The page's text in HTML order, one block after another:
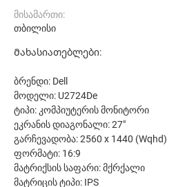
მისამართი:
თბილისი
Მახასიათებლები:
ბრენდი: Dell
მოდელი: U2724De
ტიპი: კომპიუტერის მონიტორი
ეკრანის დიაგონალი: 27"
გარჩევადობა: 2560 x 1440 (Wqhd)
ფორმატი: 16:9
მატრიქსის საფარი: მქრქალი
მატრიცის ტიპი: IPS